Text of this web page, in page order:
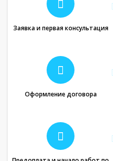
Заявка и первая консультация
Оформление договора